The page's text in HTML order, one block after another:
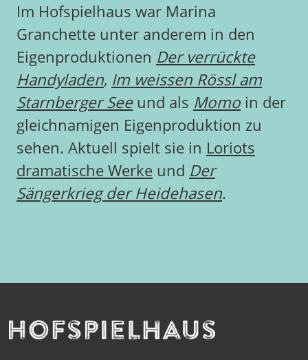
Im Hofspielhaus war Marina
Granchette unter anderem in den
Eigenproduktionen Der verrückte
Handyladen, Im weissen Rössl am
Starnberger Seeund als Momo in der
gleichnamigen Eigenproduktion zu
sehen. Aktuell spielt sie in Loriots
dramatische Werke und Der
Sängerkrieg der Heidehasen.